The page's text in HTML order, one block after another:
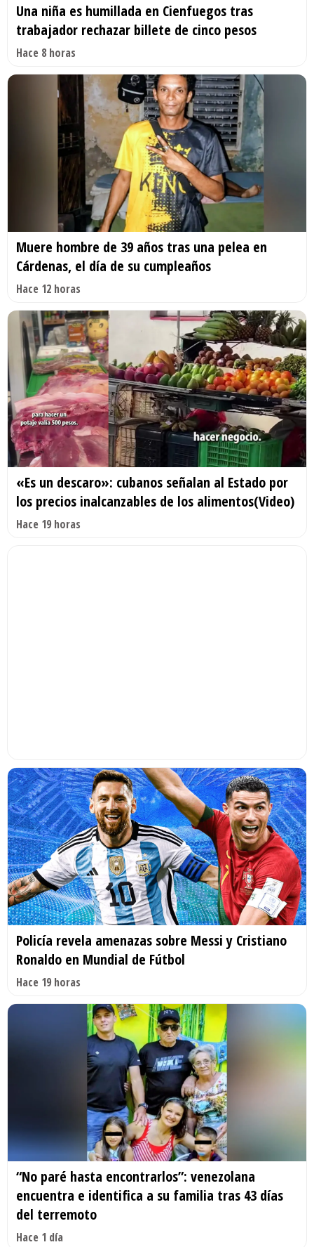
Una niña es humillada en Cienfuegos tras
trabajador rechazar billete de cinco pesos
Hace 8 horas
Muere hombre de 39 años tras una pelea en
Cárdenas, el día de su cumpleaños
Hace 12 horas
«Es un descaro»: cubanos señalan al Estado por
los precios inalcanzables de los alimentos(Video)
Hace 19 horas
Policía revela amenazas sobre Messi y Cristiano
Ronaldo en Mundial de Fútbol
Hace 19 horas
“No paré hasta encontrarlos”: venezolana
encuentra e identifica a su familia tras 43 días
del terremoto
Hace 1 día